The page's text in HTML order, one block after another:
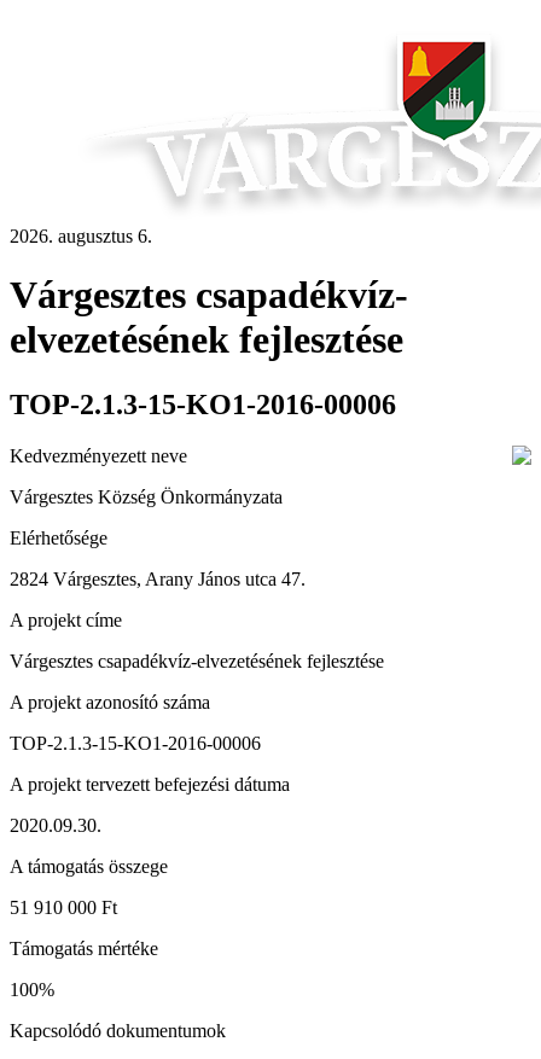
2026. augusztus 6.
Várgesztes csapadékvíz-
elvezetésének fejlesztése
TOP-2.1.3-15-KO1-2016-00006
Kedvezményezett neve
Várgesztes Község Önkormányzata
Elérhetősége
2824 Várgesztes, Arany János utca 47.
A projekt címe
Várgesztes csapadékvíz-elvezetésének fejlesztése
A projekt azonosító száma
TOP-2.1.3-15-KO1-2016-00006
A projekt tervezett befejezési dátuma
2020.09.30.
A támogatás összege
51 910 000 Ft
Támogatás mértéke
100%
Kapcsolódó dokumentumok